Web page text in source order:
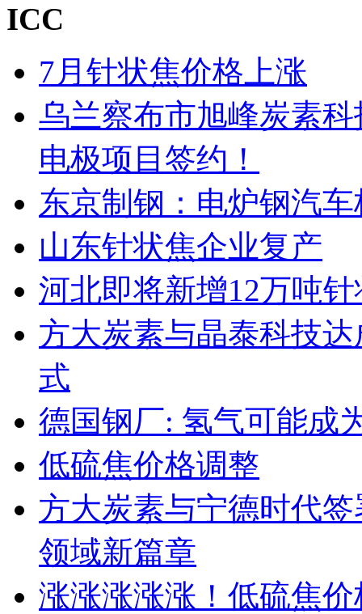
ICC
7月针状焦价格上涨
乌兰察布市旭峰炭素
电极项目签约！
东京制钢：电炉钢汽
山东针状焦企业复产
河北即将新增12万吨
方大炭素与晶泰科技
式
德国钢厂: 氢气可能成
低硫焦价格调整
方大炭素与宁德时代
领域新篇章
涨涨涨涨涨！低硫焦价